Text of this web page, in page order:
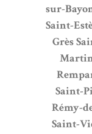
sur-
Saint-
Grès
Saint-
Rémy-
Saint-